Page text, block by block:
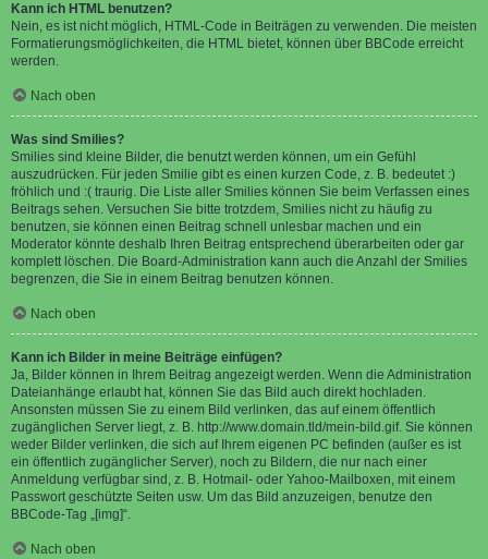
Kann ich HTML benutzen?
Nein, es ist nicht möglich, HTML-Code in Beiträgen zu verwenden. Die meisten
Formatierungsmöglichkeiten, die HTML bietet, können über BBCode erreicht
werden.
Nach oben
Was sind Smilies?
Smilies sind kleine Bilder, die benutzt werden können, um ein Gefühl
auszudrücken. Für jeden Smilie gibt es einen kurzen Code, z. B. bedeutet :)
fröhlich und :( traurig. Die Liste aller Smilies können Sie beim Verfassen eines
Beitrags sehen. Versuchen Sie bitte trotzdem, Smilies nicht zu häufig zu
benutzen, sie können einen Beitrag schnell unlesbar machen und ein
Moderator könnte deshalb Ihren Beitrag entsprechend überarbeiten oder gar
komplett löschen. Die Board-Administration kann auch die Anzahl der Smilies
begrenzen, die Sie in einem Beitrag benutzen können.
Nach oben
Kann ich Bilder in meine Beiträge einfügen?
Ja, Bilder können in Ihrem Beitrag angezeigt werden. Wenn die Administration
Dateianhänge erlaubt hat, können Sie das Bild auch direkt hochladen.
Ansonsten müssen Sie zu einem Bild verlinken, das auf einem öffentlich
zugänglichen Server liegt, z. B. http://www.domain.tld/mein-bild.gif. Sie können
weder Bilder verlinken, die sich auf Ihrem eigenen PC befinden (außer es ist
ein öffentlich zugänglicher Server), noch zu Bildern, die nur nach einer
Anmeldung verfügbar sind, z. B. Hotmail- oder Yahoo-Mailboxen, mit einem
Passwort geschützte Seiten usw. Um das Bild anzuzeigen, benutze den
BBCode-Tag „[img]“.
Nach oben